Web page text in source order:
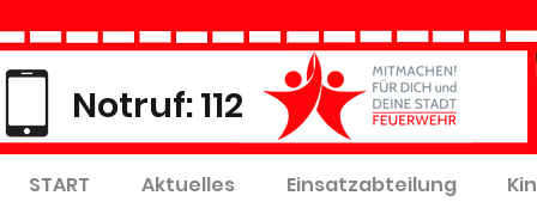
Notruf: 112
START Aktuelles Einsatzabteilung